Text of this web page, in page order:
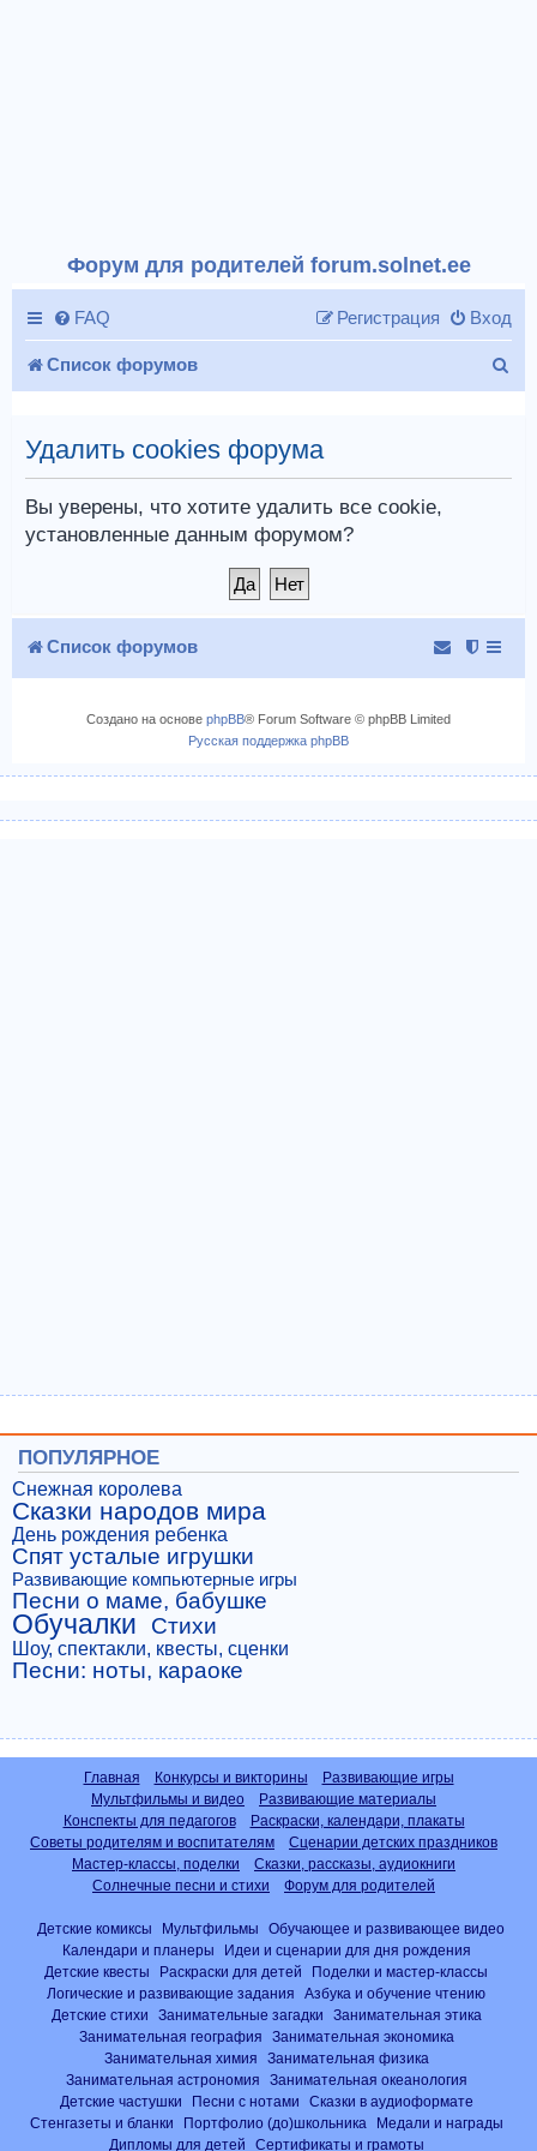
Форум для родителей forum.solnet.ee
FAQ Вход
Регистрация
Список форумов
с
Удалить cookies форума
Вы уверены, что хотите удалить все cookie,
установленные данным форумом?
Список форумов
Создано на основе phpBB® Forum Software © phpBB Limited
Русская поддержка phpBB
ПОПУЛЯРНОЕ
Снежная королева
Сказки народов мира
День рождения ребенка
Спят усталые игрушки
Развивающие компьютерные игры
Песни о маме, бабушке
Обучалки Стихи
Шоу, спектакли, квесты, сценки
Песни: ноты, караоке
Главная Конкурсы и викторины
Развивающие игры
Мультфильмы и видео
Развивающие материалы
Конспекты для педагогов
Раскраски, календари, плакаты
Советы родителям и воспитателям
Сценарии детских праздников
Мастер-классы, поделки
Сказки, рассказы, аудиокниги
Солнечные песни и стихи
Форум для родителей
Детские комиксы Мультфильмы
Обучающее и развивающее видео
Календари и планеры
Идеи и сценарии для дня рождения
Детские квесты
Раскраски для детей
Поделки и мастер-классы
Логические и развивающие задания
Азбука и обучение чтению
Детские стихи
Занимательные загадки
Занимательная этика
Занимательная география
Занимательная экономика
Занимательная химия
Занимательная физика
Занимательная астрономия
Занимательная океанология
Детские частушки
Песни с нотами
Сказки в аудиоформате
Стенгазеты и бланки
Портфолио (до)школьника
Медали и награды
Дипломы для детей
Сертификаты и грамоты